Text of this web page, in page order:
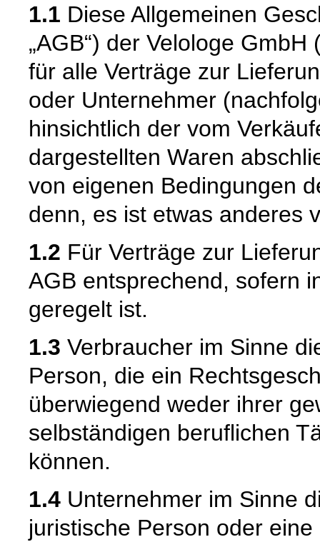
1.1 Diese Allgemeinen
„AGB“) der Velologe
für alle Verträge zur
oder Unternehmer
hinsichtlich der vom
dargestellten Waren
von eigenen Bedingungen
denn, es ist etwas anderes
1.2 Für Verträge zur
AGB entsprechend, sofern
geregelt ist.
1.3 Verbraucher im Sinne
Person, die ein
überwiegend weder ihrer
selbständigen beruflichen
können.
1.4 Unternehmer im Sinne
juristische Person oder